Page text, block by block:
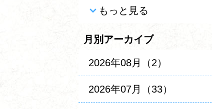
もっと見る
月別アーカイブ
2026年08月（2）
2026年07月（33）